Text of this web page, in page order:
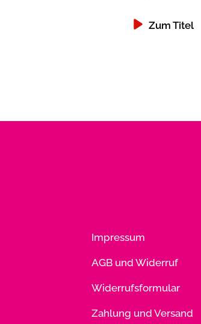
Zum Titel
Impressum
AGB und Widerruf
Widerrufsformular
Zahlung und Versand